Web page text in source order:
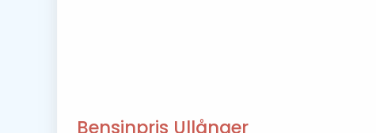
Bensinpris Ullånger